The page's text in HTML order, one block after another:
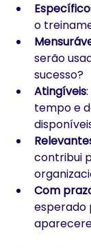
o
serão
sucesso?
Atingíveis
tempo e
contribui
Com
esperado